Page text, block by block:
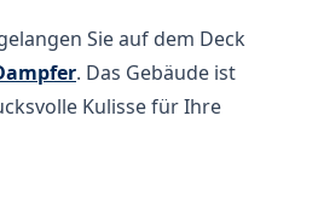
Sie auf dem Deck
. Das Gebäude ist
Kulisse für Ihre